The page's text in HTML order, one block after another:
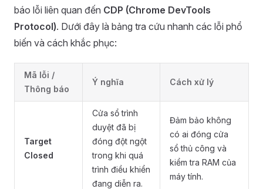
báo lỗi liên quan đến CDP (Chrome DevTools
Protocol). Dưới đây là bảng tra cứu nhanh các lỗi phổ
biến và cách khắc phục:
Mã lỗi /
Thông báo
Ý nghĩa Cách xử lý
Target
Closed
Cửa sổ trình
duyệt đã bị
đóng đột ngột
trong khi quá
trình điều khiển
đang diễn ra.
Đảm bảo không
có ai đóng cửa
sổ thủ công và
kiểm tra RAM của
máy tính.